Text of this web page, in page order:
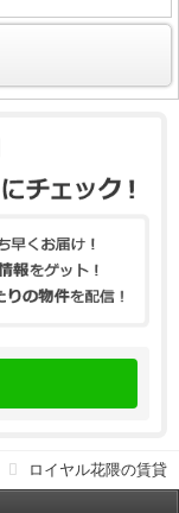
ロイヤル花隈の賃貸